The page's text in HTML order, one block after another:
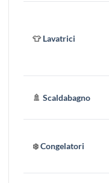
👕Lavatrici
🚿 Scaldabagno
❄️Congelatori